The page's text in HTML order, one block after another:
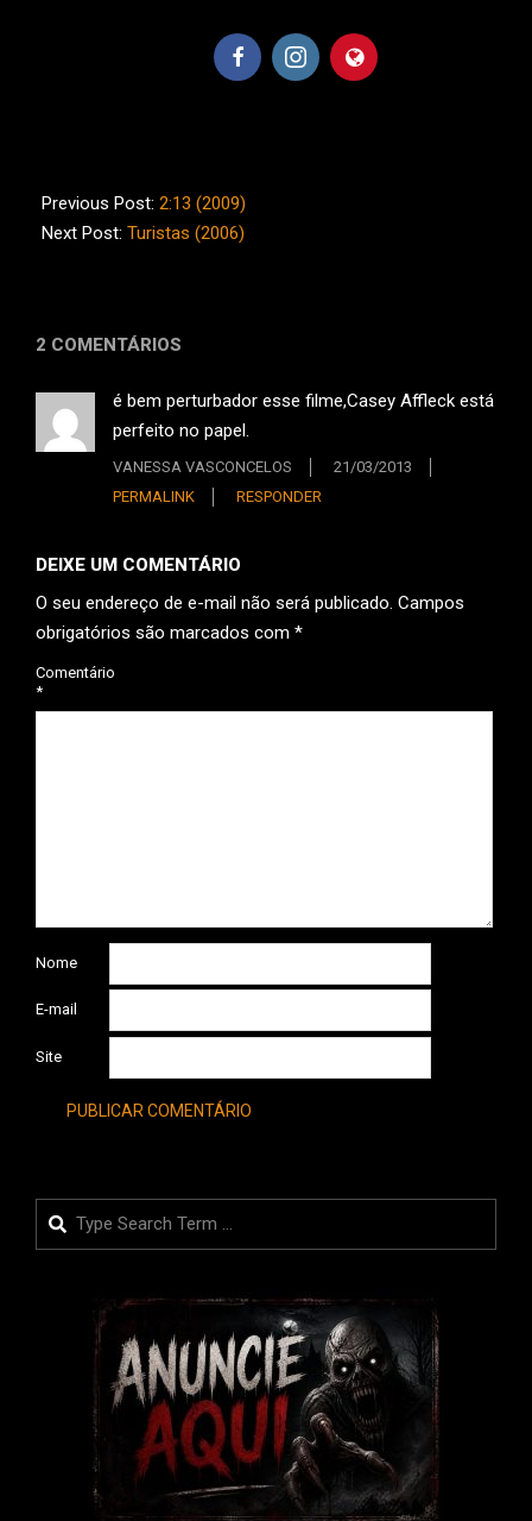
07-
20
Previous Post: 2:13 (2009)
Next Post: Turistas (2006)
2 COMENTÁRIOS
é bem perturbador esse filme,Casey Affleck está
perfeito no papel.
VANESSA VASCONCELOS
21/03/2013
PERMALINK
RESPONDER
DEIXE UM COMENTÁRIO
O seu endereço de e-mail não será publicado. Campos
obrigatórios são marcados com *
Comentário
*
Nome
E-mail
Site
Search